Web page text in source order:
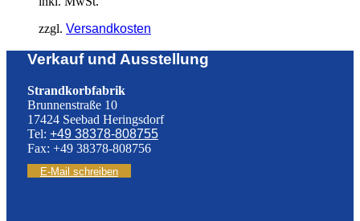
zzgl. Versandkosten
Verkauf und Ausstellung
Strandkorbfabrik
Brunnenstraße 10
17424 Seebad Heringsdorf
Tel: +49 38378-808755
Fax: +49 38378-808756
E-Mail schreiben